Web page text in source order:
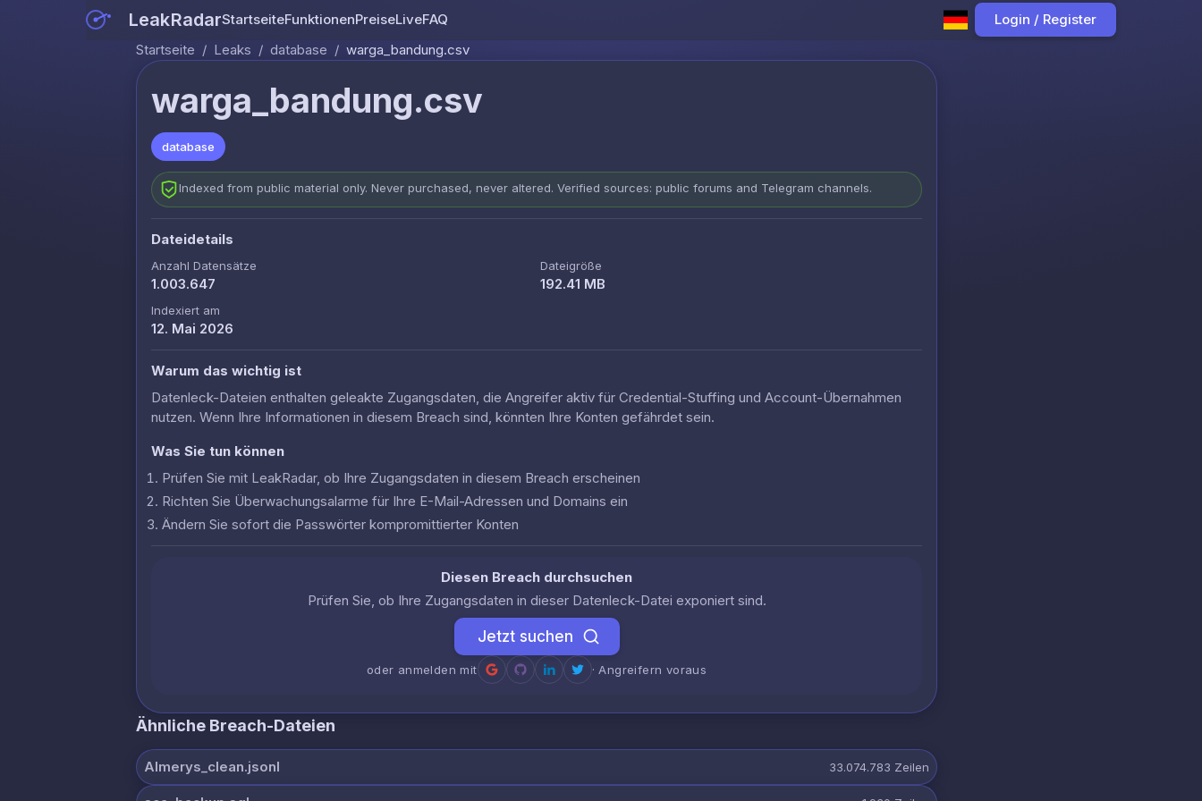
LeakRadarStartseiteFunktionenPreiseLiveFAQ
Login / Register
Startseite / Leaks / database / warga_bandung.csv
warga_bandung.csv
database
Indexed from public material only. Never purchased, never altered. Verified sources: public forums and Telegram channels.
Dateidetails
Anzahl Datensätze
1.003.647
Dateigröße
192.41 MB
Indexiert am
12. Mai 2026
Warum das wichtig ist
Datenleck-Dateien enthalten geleakte Zugangsdaten, die Angreifer aktiv für Credential-Stuffing und Account-Übernahmen
nutzen. Wenn Ihre Informationen in diesem Breach sind, könnten Ihre Konten gefährdet sein.
Was Sie tun können
Prüfen Sie mit LeakRadar, ob Ihre Zugangsdaten in diesem Breach erscheinen
Richten Sie Überwachungsalarme für Ihre E-Mail-Adressen und Domains ein
Ändern Sie sofort die Passwörter kompromittierter Konten
Diesen Breach durchsuchen
Prüfen Sie, ob Ihre Zugangsdaten in dieser Datenleck-Datei exponiert sind.
Jetzt suchen
oder anmelden mit · Angreifern voraus
Ähnliche Breach-Dateien
Almerys_clean.jsonl 33.074.783 Zeilen